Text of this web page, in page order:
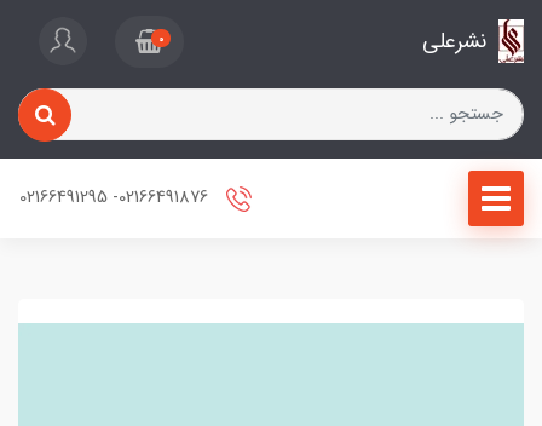
نشرعلی 0